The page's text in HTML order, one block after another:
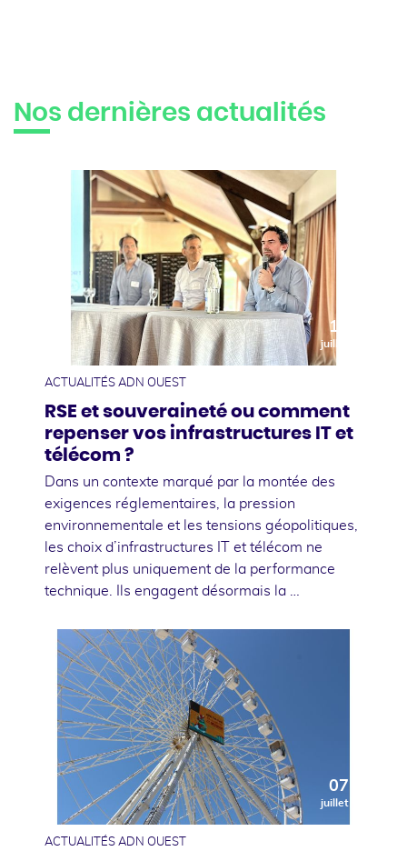
Nos dernières actualités
10
juillet
ACTUALITÉS ADN OUEST
RSE et souveraineté ou comment
repenser vos infrastructures IT et
télécom ?
Dans un contexte marqué par la montée des
exigences réglementaires, la pression
environnementale et les tensions géopolitiques,
les choix d’infrastructures IT et télécom ne
relèvent plus uniquement de la performance
technique. Ils engagent désormais la …
07
juillet
ACTUALITÉS ADN OUEST